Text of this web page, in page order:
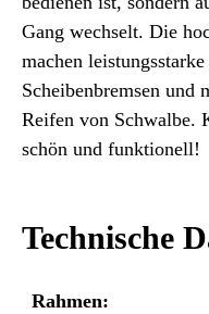
Gang wechselt. Die
machen
Scheibenbremsen
Reifen von Schwalbe.
schön und funktionell!
Technische
Rahmen: